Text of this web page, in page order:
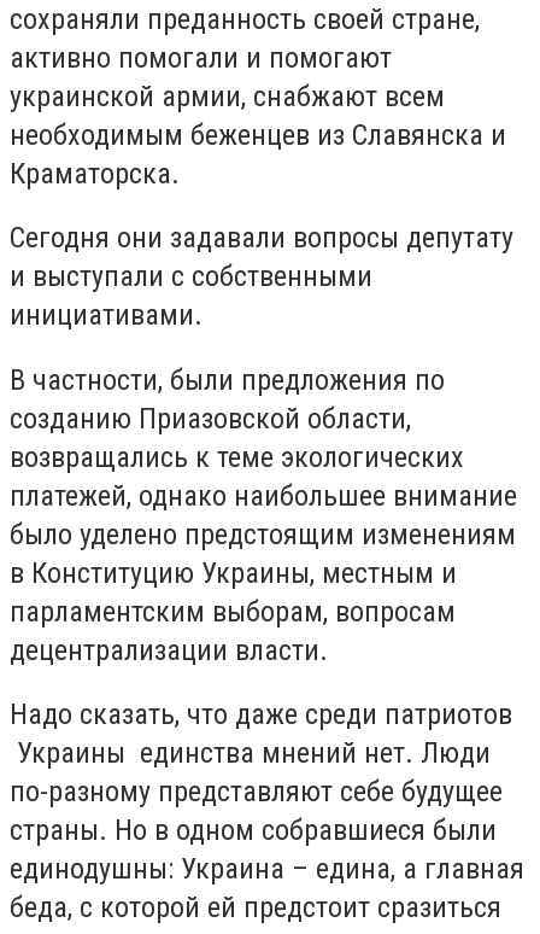
сохраняли преданность своей стране,
активно помогали и помогают
украинской армии, снабжают всем
необходимым беженцев из Славянска и
Краматорска.
Сегодня они задавали вопросы депутату
и выступали с собственными
инициативами.
В частности, были предложения по
созданию Приазовской области,
возвращались к теме экологических
платежей, однако наибольшее внимание
было уделено предстоящим изменениям
в Конституцию Украины, местным и
парламентским выборам, вопросам
децентрализации власти.
Надо сказать, что даже среди патриотов
Украины единства мнений нет. Люди
по-разному представляют себе будущее
страны. Но в одном собравшиеся были
единодушны: Украина – едина, а главная
беда, с которой ей предстоит сразиться